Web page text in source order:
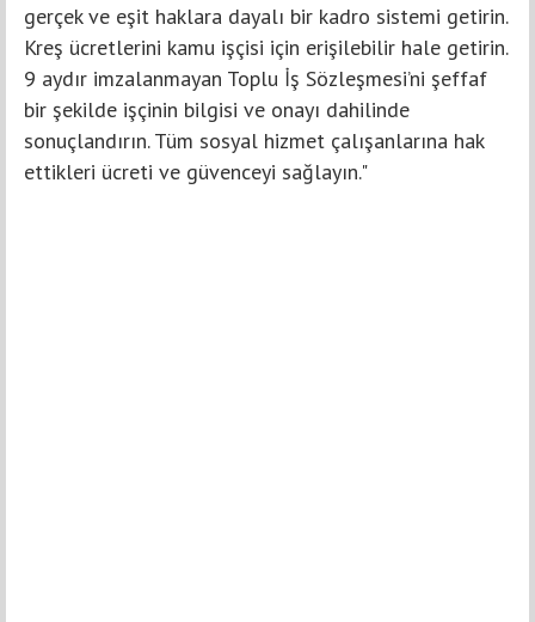
gerçek ve eşit haklara dayalı bir kadro sistemi getirin.
Kreş ücretlerini kamu işçisi için erişilebilir hale getirin.
9 aydır imzalanmayan Toplu İş Sözleşmesi’ni şeffaf
bir şekilde işçinin bilgisi ve onayı dahilinde
sonuçlandırın. Tüm sosyal hizmet çalışanlarına hak
ettikleri ücreti ve güvenceyi sağlayın."